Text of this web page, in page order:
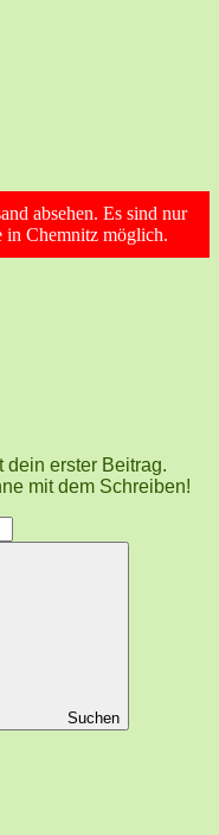
absehen. Es sind nur
in Chemnitz möglich.
erster Beitrag.
mit dem Schreiben!
Suchen